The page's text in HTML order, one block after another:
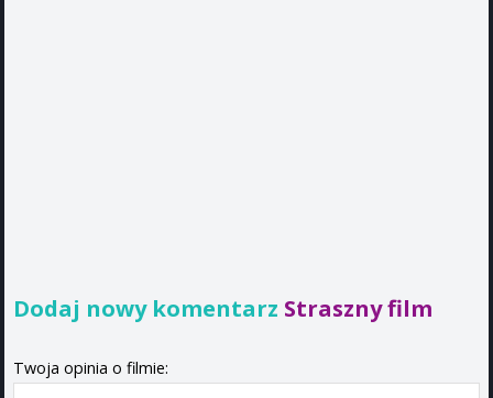
Dodaj nowy komentarz Straszny film
Twoja opinia o filmie: